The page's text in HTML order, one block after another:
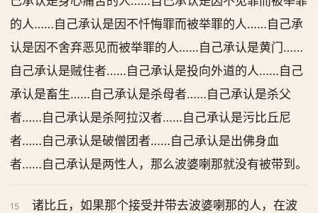
的人……自己承认是因不忏悔罪而被举罪的人……自己承
认是因不舍弃恶见而被举罪的人……自己承认是黄门……
自己承认是贼住者……自己承认是投向外道的人……自己
承认是畜生……自己承认是杀母者……自己承认是杀父
者……自己承认是杀阿拉汉者……自己承认是污比丘尼
者……自己承认是破僧团者……自己承认是出佛身血
者……自己承认是两性人，那么波婆喇那就没有被带到。
15
诸比丘，如果那个接受并带去波婆喇那的人，在波